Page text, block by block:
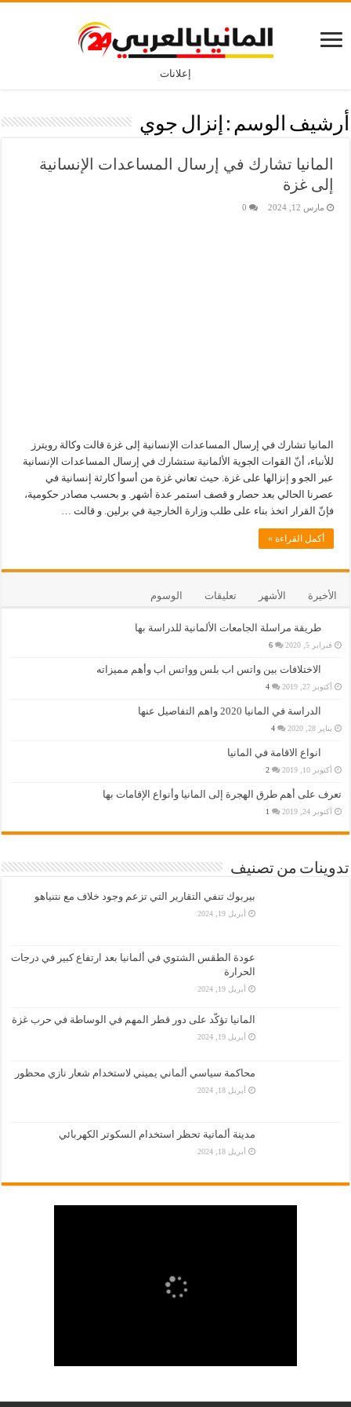
إعلانات
أرشيف الوسم : إنزال جوي
المانيا تشارك في إرسال المساعدات الإنسانية
إلى غزة
مارس 12, 2024 0
المانيا تشارك في إرسال المساعدات الإنسانية إلى غزة قالت وكالة رويترز
للأنباء، أنّ القوات الجوية الألمانية ستشارك في إرسال المساعدات الإنسانية
عبر الجو و إنزالها على غزة. حيث تعاني غزة من أسوأ كارثة إنسانية في
عصرنا الحالي بعد حصار و قصف استمر عدة أشهر. و بحسب مصادر حكومية،
فإنّ القرار اتخذ بناء على طلب وزارة الخارجية في برلين. و قالت …
أكمل القراءة »
الأخيرة الأشهر تعليقات الوسوم
طريقة مراسلة الجامعات الألمانية للدراسة بها
فبراير 5, 2020 6
الاختلافات بين واتس اب بلس وواتس اب وأهم مميزاته
أكتوبر 27, 2019 4
الدراسة في المانيا 2020 واهم التفاصيل عنها
يناير 28, 2020 4
انواع الاقامة في المانيا
أكتوبر 10, 2019 2
تعرف على أهم طرق الهجرة إلى المانيا وأنواع الإقامات بها
أكتوبر 24, 2019 1
تدوينات من تصنيف
بيربوك تنفي التقارير التي تزعم وجود خلاف مع نتنياهو
أبريل 19, 2024
عودة الطقس الشتوي في ألمانيا بعد ارتفاع كبير في درجات
الحرارة
أبريل 19, 2024
المانيا تؤكّد على دور قطر المهم في الوساطة في حرب غزة
أبريل 19, 2024
محاكمة سياسي ألماني يميني لاستخدام شعار نازي محظور
أبريل 18, 2024
مدينة ألمانية تحظر استخدام السكوتر الكهربائي
أبريل 18, 2024